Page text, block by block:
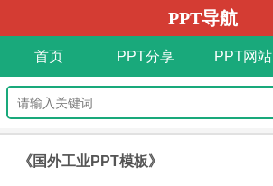
PPT导航
首页 PPT分享 PPT网站
《国外工业PPT模板》